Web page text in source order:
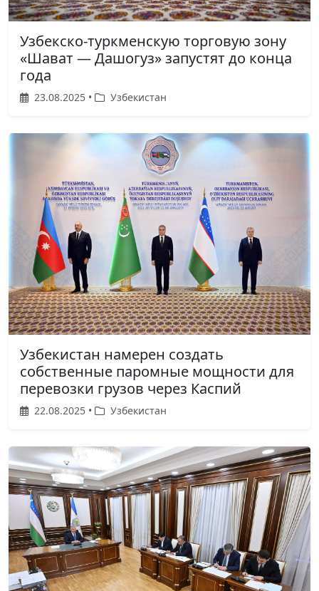
Узбекско-туркменскую торговую зону
«Шават — Дашогуз» запустят до конца
года
23.08.2025 • Узбекистан
Узбекистан намерен создать
собственные паромные мощности для
перевозки грузов через Каспий
22.08.2025 • Узбекистан